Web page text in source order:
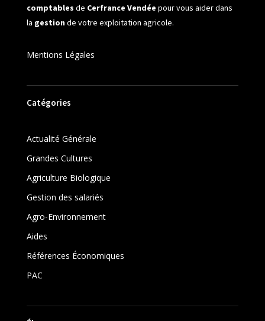
comptables de Cerfrance Vendée pour vous aider dans
la gestionde votre exploitation agricole.
Mentions Légales
Catégories
Actualité Générale
Grandes Cultures
Agriculture Biologique
Gestion des salariés
Agro-Environnement
Aides
Références Économiques
PAC